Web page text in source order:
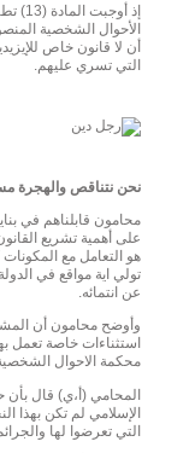
إذ
أن لا قانون خاص
التي تسري عليهم.
نحن نتناقص والهجرة
محامون قابلناهم في
على أهمية تشريع
هو التعامل مع
تولي اية مواقع في
عن انتمائه.
وأوضح محامون أن
استثناءات خاصة تعمل
محكمة الاحوال
المحامي (أ،ي) قال بأن
الإسلامي لم تكن بهذا
التي تعرضوا لها